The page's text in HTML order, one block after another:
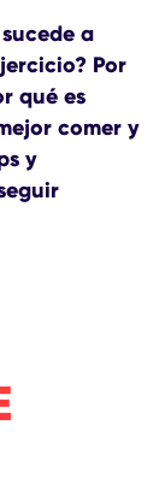
a
Por
qué es
comer y
y